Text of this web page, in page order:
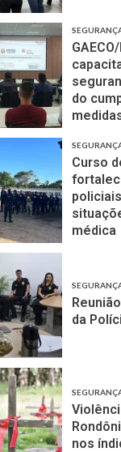
do
Curso
médica
da
nos